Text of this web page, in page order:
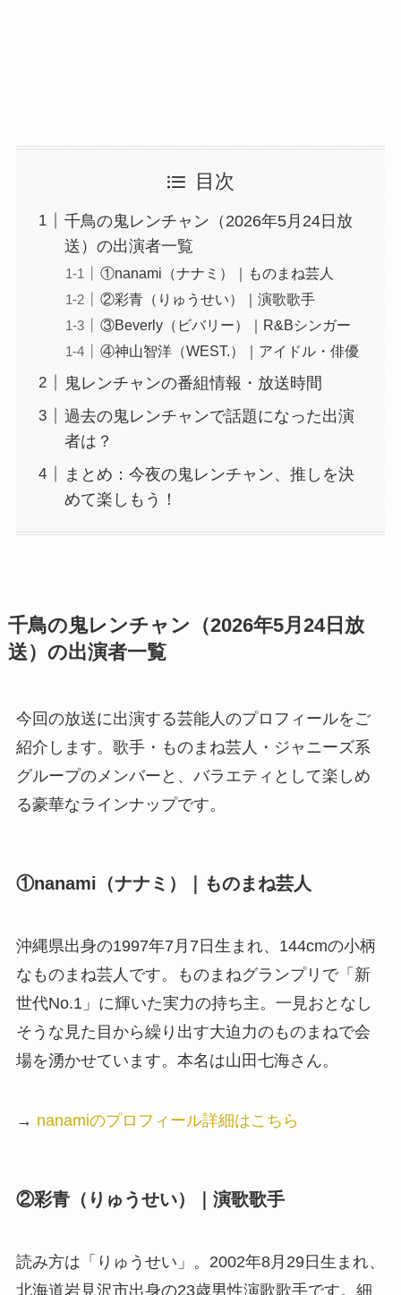
目次
千鳥の鬼レンチャン（2026年5月24日放
送）の出演者一覧
①nanami（ナナミ）｜ものまね芸人
②彩青（りゅうせい）｜演歌歌手
③Beverly（ビバリー）｜R&Bシンガー
④神山智洋（WEST.）｜アイドル・俳優
鬼レンチャンの番組情報・放送時間
過去の鬼レンチャンで話題になった出演
者は？
まとめ：今夜の鬼レンチャン、推しを決
めて楽しもう！
千鳥の鬼レンチャン（2026年5月24日放
送）の出演者一覧
今回の放送に出演する芸能人のプロフィールをご
紹介します。歌手・ものまね芸人・ジャニーズ系
グループのメンバーと、バラエティとして楽しめ
る豪華なラインナップです。
①nanami（ナナミ）｜ものまね芸人
沖縄県出身の1997年7月7日生まれ、144cmの小柄
なものまね芸人です。ものまねグランプリで「新
世代No.1」に輝いた実力の持ち主。一見おとなし
そうな見た目から繰り出す大迫力のものまねで会
場を湧かせています。本名は山田七海さん。
→ nanamiのプロフィール詳細はこちら
②彩青（りゅうせい）｜演歌歌手
読み方は「りゅうせい」。2002年8月29日生まれ、
北海道岩見沢市出身の23歳男性演歌歌手です。細